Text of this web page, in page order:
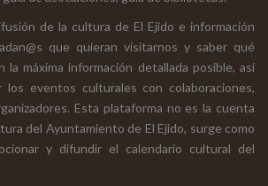
de la cultura de El Ejido e información
que quieran visitarnos y saber qué
la máxima información detallada posible, así
los eventos culturales con colaboraciones,
Esta plataforma no es la cuenta
del Ayuntamiento de El Ejido, surge como
y difundir el calendario cultural del